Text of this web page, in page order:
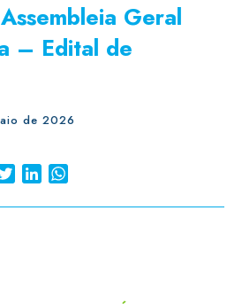
Geral
– Edital de
de 2026
TwitterLinkedIn